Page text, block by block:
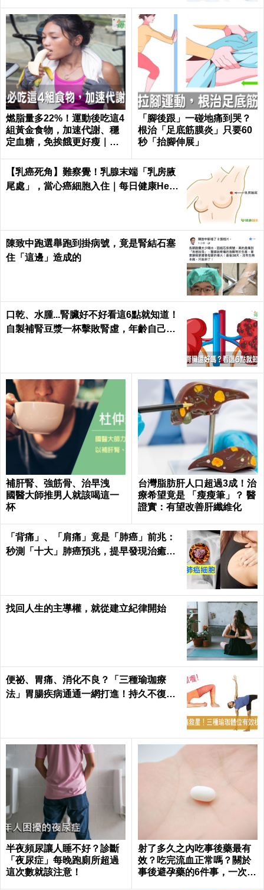
燃脂量多22%！運動後吃這4
組黃金食物，加速代謝、穩
定血糖，免挨餓更好瘦｜每
「腳後跟」一碰地痛到哭？
根治「足底筋膜炎」只要60
秒「抬腳伸展」
【乳癌死角】難察覺！乳腺末端「乳房腋
尾處」，當心癌細胞入住｜每日健康Healt
陳致中跑選舉跑到掛病號，竟是腎結石塞
住「這邊」造成的
口乾、水腫...腎臟好不好看這6點就知道！
自製補腎豆漿一杯擊敗腎虛，年齡自己決
補肝腎、強筋骨、治早洩
國醫大師推男人就該喝這一
杯
台灣脂肪肝人口超過3成！治
療希望竟是 「瘦瘦筆」？ 醫
證實：有望改善肝纖維化
「背痛」、「肩痛」竟是「肺癌」前兆：
秒測「十大」肺癌預兆，提早發現治癒率
找回人生的主導權，就從建立紀律開始
便祕、胃痛、消化不良？「三種瑜珈療
法」胃腸疾病通通一網打進！持久不復
半夜頻尿讓人睡不好？診斷
「夜尿症」每晚跑廁所超過
這次數就該注意！
射了多久之內吃事後藥最有
效？吃完流血正常嗎？關於
事後避孕藥的6件事，一次報